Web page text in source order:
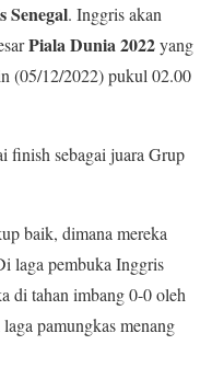
Senegal. Inggris akan
Piala Dunia 2022yang
(05/12/2022) pukul 02.00
finish sebagai juara Grup
baik, dimana mereka
laga pembuka Inggris
di tahan imbang 0-0 oleh
pamungkas menang